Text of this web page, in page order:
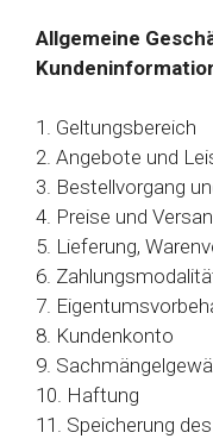
Allgemeine
1. Geltungsbereich
2. Angebote und
3. Bestellvorgang
4. Preise und
5. Lieferung,
6.
7.
8. Kundenkonto
9.
10. Haftung
11. Speicherung